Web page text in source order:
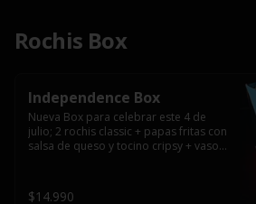
Rochis Box
Independence Box
Nueva Box para celebrar este 4 de
julio; 2 rochis classic + papas fritas con
salsa de queso y tocino cripsy + vaso
$14.990